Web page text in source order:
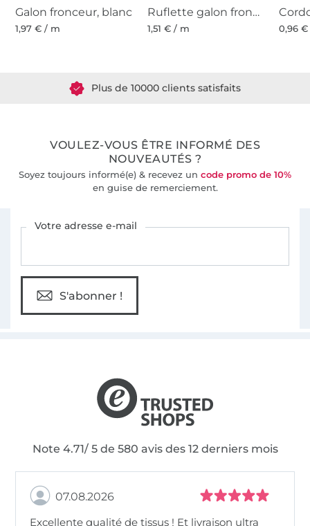
Galon fronceur, blanc
1,97 € / m
Ruflette galon fronceur, blanc
1,51 € / m 0,96
Plus de 10000 clients satisfaits
VOULEZ-VOUS ÊTRE INFORMÉ DES
NOUVEAUTÉS ?
Soyez toujours informé(e) & recevez un code promo de 10%
en guise de remerciement.
Votre adresse e-mail
S'abonner !
Note 4.71/ 5 de 580 avis des 12 derniers mois
07.08.2026
Excellente qualité de tissus ! Et livraison ultra